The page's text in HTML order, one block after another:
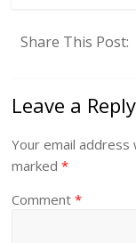
Share This Post:
Leave a Reply
Your email address
marked*
Comment*